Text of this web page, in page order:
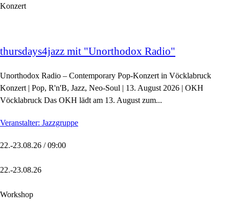
Konzert
thursdays4jazz mit "Unorthodox Radio"
Unorthodox Radio – Contemporary Pop-Konzert in Vöcklabruck
Konzert | Pop, R'n'B, Jazz, Neo-Soul | 13. August 2026 | OKH
Vöcklabruck Das OKH lädt am 13. August zum...
Veranstalter: Jazzgruppe
22.-23.08.26 / 09:00
22.-23.08.26
Workshop